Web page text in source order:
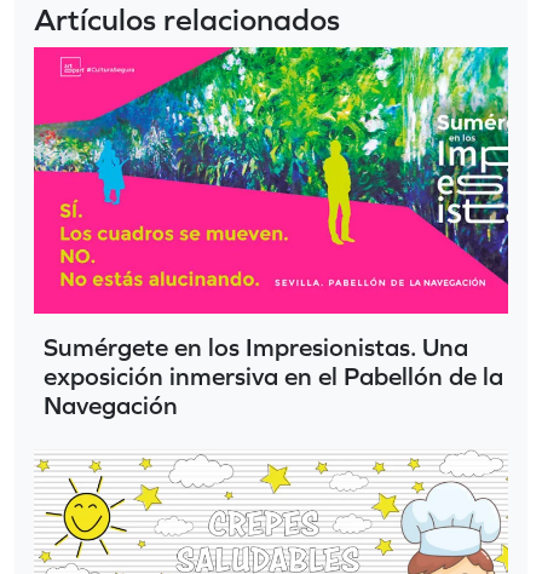
Artículos relacionados
Sumérgete en los Impresionistas. Una
exposición inmersiva en el Pabellón de la
Navegación